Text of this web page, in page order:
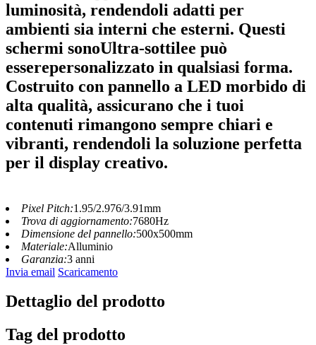
luminosità, rendendoli adatti per
ambienti sia interni che esterni. Questi
schermi sonoUltra-sottilee può
esserepersonalizzato in qualsiasi forma.
Costruito con pannello a LED morbido di
alta qualità, assicurano che i tuoi
contenuti rimangono sempre chiari e
vibranti, rendendoli la soluzione perfetta
per il display creativo.
Pixel Pitch:1.95/2.976/3.91mm
Trova di aggiornamento:7680Hz
Dimensione del pannello:500x500mm
Materiale:Alluminio
Garanzia:3 anni
Invia email Scaricamento
Dettaglio del prodotto
Tag del prodotto